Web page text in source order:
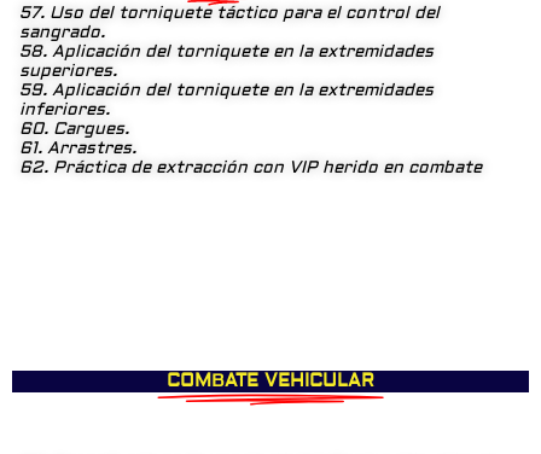
57. Uso del torniquete táctico para el control del
sangrado.
58. Aplicación del torniquete en la extremidades
superiores.
59. Aplicación del torniquete en la extremidades
inferiores.
60. Cargues.
61. Arrastres.
62. Práctica de extracción con VIP herido en combate
COMBATE VEHICULAR